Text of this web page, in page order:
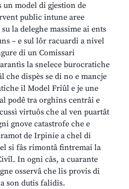
model di gjestion de
public intune aree
la deleghe massime ai ents
– e sul lôr racuardi a nivel
di un Comissari
la snelece burocratiche
che dispès se di no e mancje
il Model Friûl e je une
podê tra orghins centrâi e
virtuôs che al ven puartât
gnove catastrofe che e
de Irpinie a chel di
si fâs rimontâ fintremai la
In ogni câs, a cuarante
osservâ che lis provis di
son dutis falidis.